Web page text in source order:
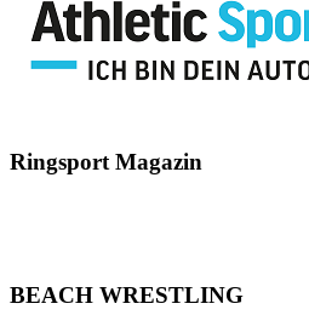
Ringsport Magazin
BEACH WRESTLING